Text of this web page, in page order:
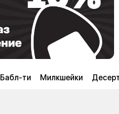
Бабл-ти Милкшейки